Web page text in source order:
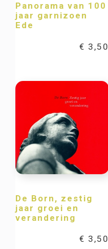
Panorama van 100
jaar garnizoen
Ede
€ 3,50
De Born, zestig
jaar groei en
verandering
€ 3,50